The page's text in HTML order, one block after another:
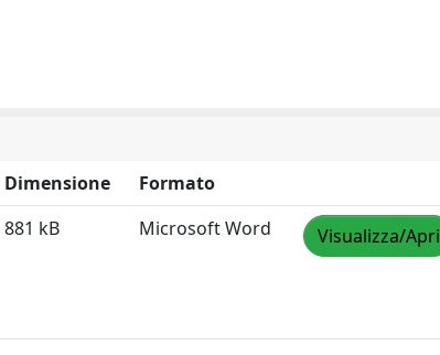
Dimensione
Formato
881 kB Microsoft Word Visualizza/Apri